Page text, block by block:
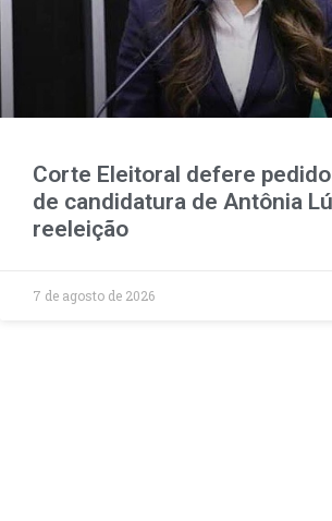
Corte Eleitoral defere
de candidatura de Antônia
reeleição
7 de agosto de 2026